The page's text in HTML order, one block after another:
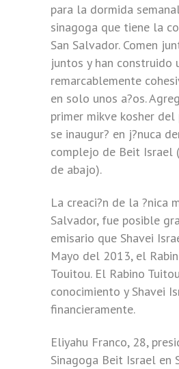
para la dormida
sinagoga que tiene la
San Salvador. Comen
juntos y han construido
remarcablemente
en solo unos a?os.
primer mikve kosher del
se inaugur? en j?nuca
complejo de Beit Israel
de abajo).
La creaci?n de la ?nica
Salvador, fue posible
emisario que Shavei
Mayo del 2013, el
Touitou. El Rabino
conocimiento y Shavei
financieramente.
Eliyahu Franco, 28,
Sinagoga Beit Israel en